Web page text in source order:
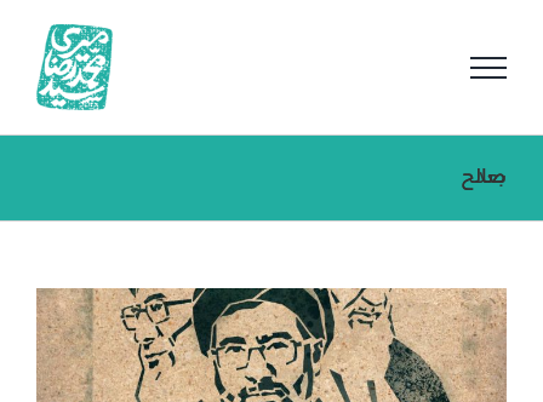
صالح بعد صالح